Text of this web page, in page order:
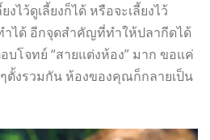
งไว้ดูเลี้ยงก็ได้ หรือจะเลี้ยงไว้
ำได้ อีกจุดสำคัญที่ทำให้ปลากีดได้
โจทย์ “สายแต่งห้อง” มาก ขอแค่
ตั้งรวมกัน ห้องของคุณก็กลายเป็น